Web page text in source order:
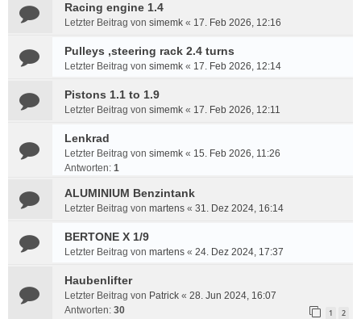
Racing engine 1.4
Letzter Beitrag von simemk « 17. Feb 2026, 12:16
Pulleys ,steering rack 2.4 turns
Letzter Beitrag von simemk « 17. Feb 2026, 12:14
Pistons 1.1 to 1.9
Letzter Beitrag von simemk « 17. Feb 2026, 12:11
Lenkrad
Letzter Beitrag von simemk « 15. Feb 2026, 11:26
Antworten: 1
ALUMINIUM Benzintank
Letzter Beitrag von martens « 31. Dez 2024, 16:14
BERTONE X 1/9
Letzter Beitrag von martens « 24. Dez 2024, 17:37
Haubenlifter
Letzter Beitrag von Patrick « 28. Jun 2024, 16:07
Antworten: 30 1 2